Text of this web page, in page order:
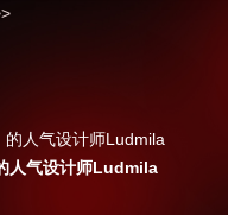
人气设计师Ludmila